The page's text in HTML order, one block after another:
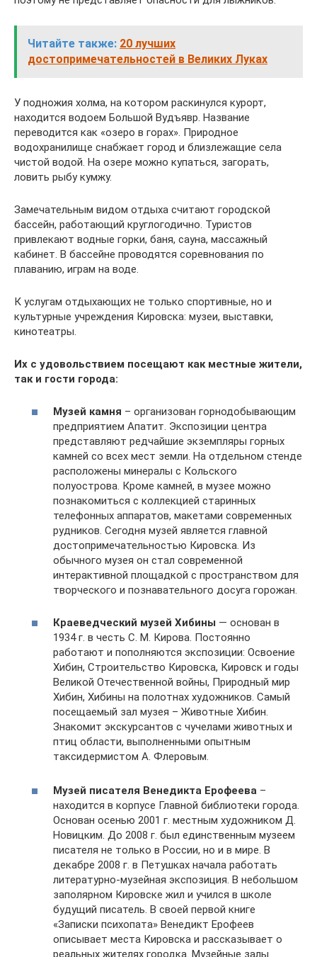
Читайте также: 20 лучших
достопримечательностей в Великих Луках
У подножия холма, на котором раскинулся курорт,
находится водоем Большой Вудъявр. Название
переводится как «озеро в горах». Природное
водохранилище снабжает город и близлежащие села
чистой водой. На озере можно купаться, загорать,
ловить рыбу кумжу.
Замечательным видом отдыха считают городской
бассейн, работающий круглогодично. Туристов
привлекают водные горки, баня, сауна, массажный
кабинет. В бассейне проводятся соревнования по
плаванию, играм на воде.
К услугам отдыхающих не только спортивные, но и
культурные учреждения Кировска: музеи, выставки,
кинотеатры.
Их с удовольствием посещают как местные жители,
так и гости города:
Музей камня – организован горнодобывающим
предприятием Апатит. Экспозиции центра
представляют редчайшие экземпляры горных
камней со всех мест земли. На отдельном стенде
расположены минералы с Кольского
полуострова. Кроме камней, в музее можно
познакомиться с коллекцией старинных
телефонных аппаратов, макетами современных
рудников. Сегодня музей является главной
достопримечательностью Кировска. Из
обычного музея он стал современной
интерактивной площадкой с пространством для
творческого и познавательного досуга горожан.
Краеведческий музей Хибины — основан в
1934 г. в честь С. М. Кирова. Постоянно
работают и пополняются экспозиции: Освоение
Хибин, Строительство Кировска, Кировск и годы
Великой Отечественной войны, Природный мир
Хибин, Хибины на полотнах художников. Самый
посещаемый зал музея – Животные Хибин.
Знакомит экскурсантов с чучелами животных и
птиц области, выполненными опытным
таксидермистом А. Флеровым.
Музей писателя Венедикта Ерофеева –
находится в корпусе Главной библиотеки города.
Основан осенью 2001 г. местным художником Д.
Новицким. До 2008 г. был единственным музеем
писателя не только в России, но и в мире. В
декабре 2008 г. в Петушках начала работать
литературно-музейная экспозиция. В небольшом
заполярном Кировске жил и учился в школе
будущий писатель. В своей первой книге
«Записки психопата» Венедикт Ерофеев
описывает места Кировска и рассказывает о
реальных жителях городка. Музейные залы